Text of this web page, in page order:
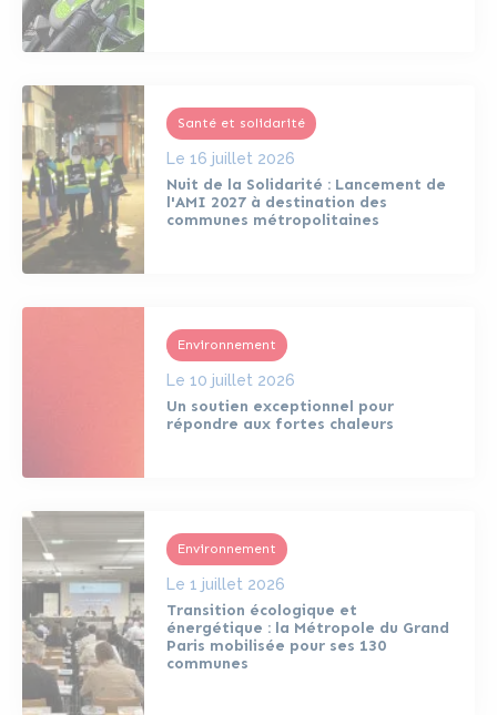
Nuit de la Solidarité : Lancement de
l'AMI 2027 à destination des
communes métropolitaines
Le 16 juillet 2026
Santé et solidarité
Un soutien exceptionnel pour
répondre aux fortes chaleurs
Le 10 juillet 2026
Environnement
Transition écologique et
énergétique : la Métropole du Grand
Paris mobilisée pour ses 130
communes
Le 1 juillet 2026
Environnement